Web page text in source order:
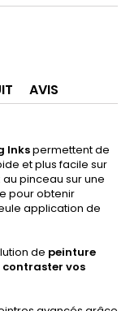
AVIS
Inkspermettent de
et plus facile sur
au pinceau sur une
pour obtenir
application de
de peinture
contraster vos